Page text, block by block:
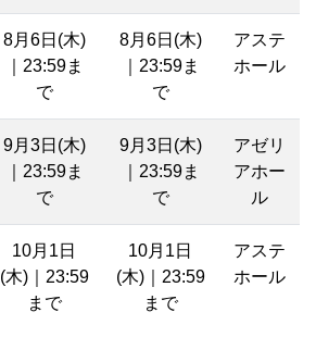
8月6日(木)
｜23:59ま
で
8月6日(木)
｜23:59ま
で
アステ
ホール
9月3日(木)
｜23:59ま
で
9月3日(木)
｜23:59ま
で
アゼリ
アホー
ル
10月1日
(木)｜23:59
まで
10月1日
(木)｜23:59
まで
アステ
ホール